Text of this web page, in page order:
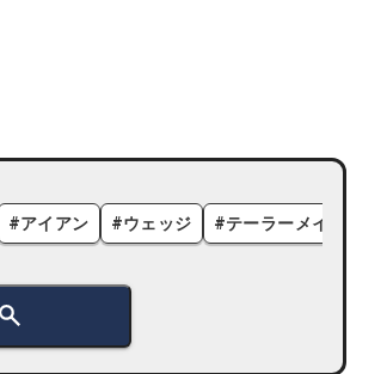
#アイアン #ウェッジ #テーラーメイド